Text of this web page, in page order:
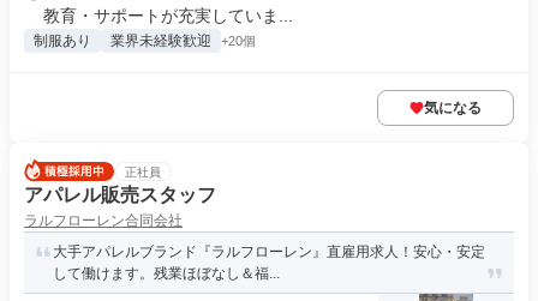
教育・サポートが充実していま...
制服あり 業界未経験歓迎 +20個
気になる
正社員
アパレル販売スタッフ
ラルフローレン合同会社
大手アパレルブランド『ラルフローレン』直雇用求人！安心・安定
して働けます。残業ほぼなし＆福...